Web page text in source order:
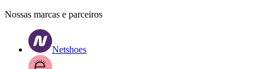
Nossas marcas e parceiros
Netshoes